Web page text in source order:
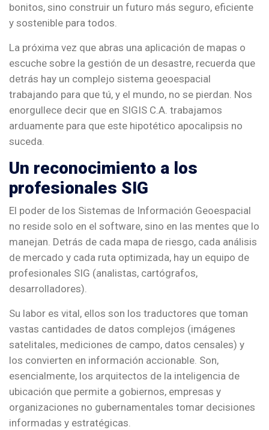
bonitos, sino construir un futuro más seguro, eficiente
y sostenible para todos.
La próxima vez que abras una aplicación de mapas o
escuche sobre la gestión de un desastre, recuerda que
detrás hay un complejo sistema geoespacial
trabajando para que tú, y el mundo, no se pierdan. Nos
enorgullece decir que en SIGIS C.A. trabajamos
arduamente para que este hipotético apocalipsis no
suceda.
Un reconocimiento a los
profesionales SIG
El poder de los Sistemas de Información Geoespacial
no reside solo en el software, sino en las mentes que lo
manejan. Detrás de cada mapa de riesgo, cada análisis
de mercado y cada ruta optimizada, hay un equipo de
profesionales SIG (analistas, cartógrafos,
desarrolladores).
Su labor es vital, ellos son los traductores que toman
vastas cantidades de datos complejos (imágenes
satelitales, mediciones de campo, datos censales) y
los convierten en información accionable. Son,
esencialmente, los arquitectos de la inteligencia de
ubicación que permite a gobiernos, empresas y
organizaciones no gubernamentales tomar decisiones
informadas y estratégicas.